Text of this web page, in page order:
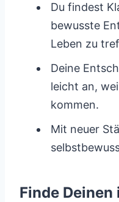
Du findest
bewusste
Leben zu
Deine
leicht an,
kommen.
Mit neuer
Finde Deinen